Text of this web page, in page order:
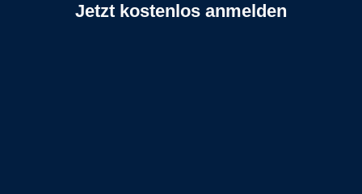
Jetzt kostenlos anmelden